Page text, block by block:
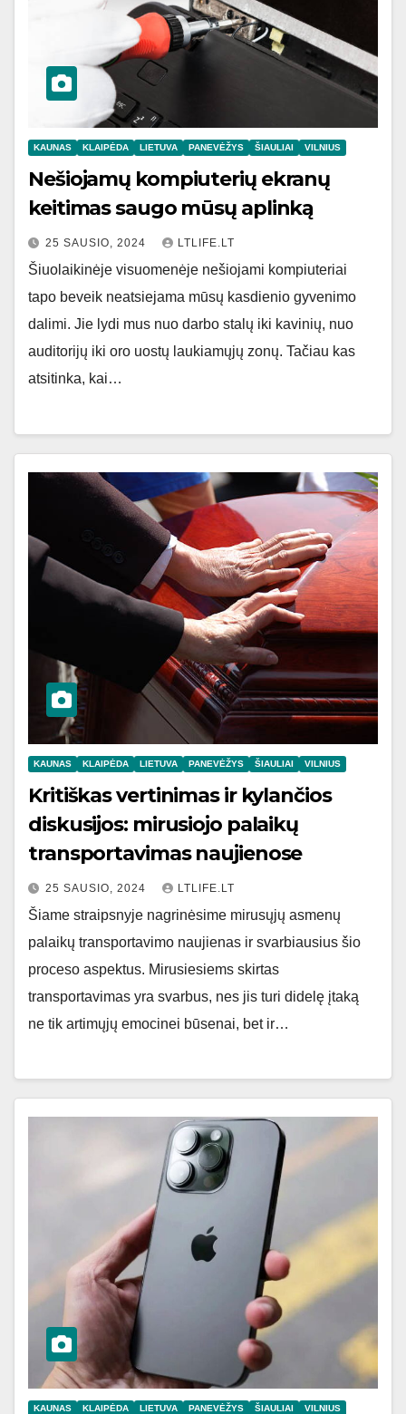
KAUNAS KLAIPĖDA LIETUVA PANEVĖŽYS ŠIAULIAI VILNIUS
Nešiojamų kompiuterių ekranų
keitimas saugo mūsų aplinką
25 SAUSIO, 2024 LTLIFE.LT
Šiuolaikinėje visuomenėje nešiojami kompiuteriai
tapo beveik neatsiejama mūsų kasdienio gyvenimo
dalimi. Jie lydi mus nuo darbo stalų iki kavinių, nuo
auditorijų iki oro uostų laukiamųjų zonų. Tačiau kas
atsitinka, kai…
KAUNAS KLAIPĖDA LIETUVA PANEVĖŽYS ŠIAULIAI VILNIUS
Kritiškas vertinimas ir kylančios
diskusijos: mirusiojo palaikų
transportavimas naujienose
25 SAUSIO, 2024 LTLIFE.LT
Šiame straipsnyje nagrinėsime mirusųjų asmenų
palaikų transportavimo naujienas ir svarbiausius šio
proceso aspektus. Mirusiesiems skirtas
transportavimas yra svarbus, nes jis turi didelę įtaką
ne tik artimųjų emocinei būsenai, bet ir…
KAUNAS KLAIPĖDA LIETUVA PANEVĖŽYS ŠIAULIAI VILNIUS